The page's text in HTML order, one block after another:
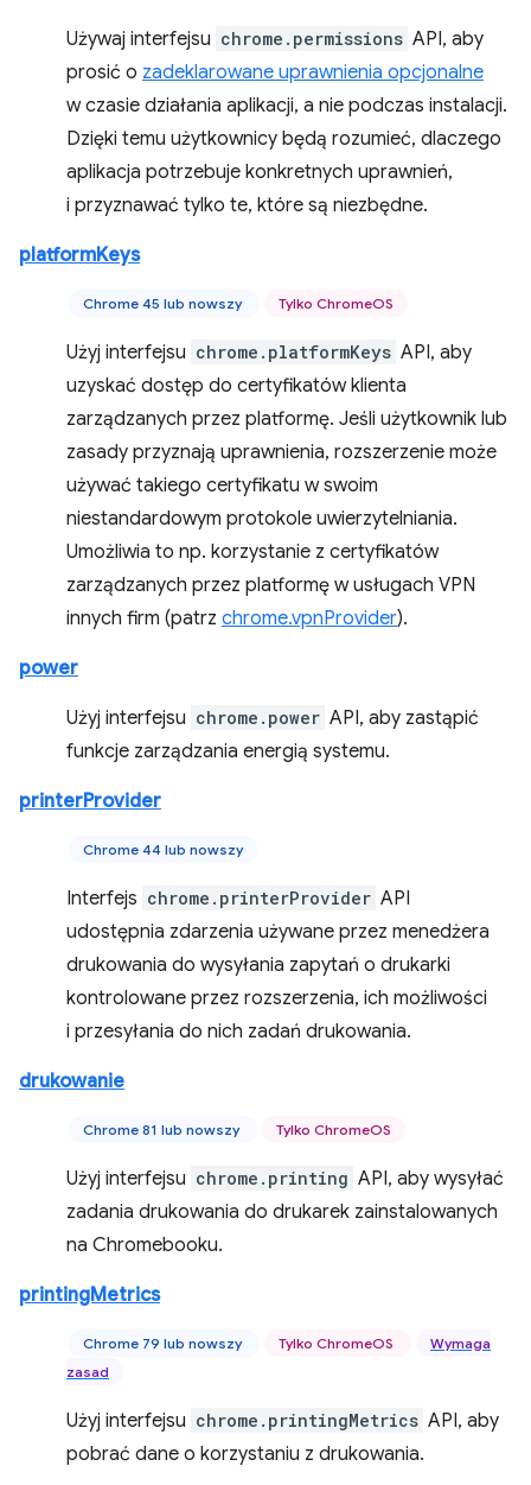
Używaj interfejsu chrome.permissions API, aby
prosić o zadeklarowane uprawnienia opcjonalne
w czasie działania aplikacji, a nie podczas instalacji.
Dzięki temu użytkownicy będą rozumieć, dlaczego
aplikacja potrzebuje konkretnych uprawnień,
i przyznawać tylko te, które są niezbędne.
platformKeys
Chrome 45 lub nowszy Tylko ChromeOS
Użyj interfejsu chrome.platformKeys API, aby
uzyskać dostęp do certyfikatów klienta
zarządzanych przez platformę. Jeśli użytkownik lub
zasady przyznają uprawnienia, rozszerzenie może
używać takiego certyfikatu w swoim
niestandardowym protokole uwierzytelniania.
Umożliwia to np. korzystanie z certyfikatów
zarządzanych przez platformę w usługach VPN
innych firm (patrz chrome.vpnProvider).
power
Użyj interfejsu chrome.power API, aby zastąpić
funkcje zarządzania energią systemu.
printerProvider
Chrome 44 lub nowszy
Interfejs chrome.printerProvider API
udostępnia zdarzenia używane przez menedżera
drukowania do wysyłania zapytań o drukarki
kontrolowane przez rozszerzenia, ich możliwości
i przesyłania do nich zadań drukowania.
drukowanie
Chrome 81 lub nowszy Tylko ChromeOS
Użyj interfejsu chrome.printing API, aby wysyłać
zadania drukowania do drukarek zainstalowanych
na Chromebooku.
printingMetrics
Chrome 79 lub nowszy Tylko ChromeOS
Wymaga
zasad
Użyj interfejsu chrome.printingMetrics API, aby
pobrać dane o korzystaniu z drukowania.